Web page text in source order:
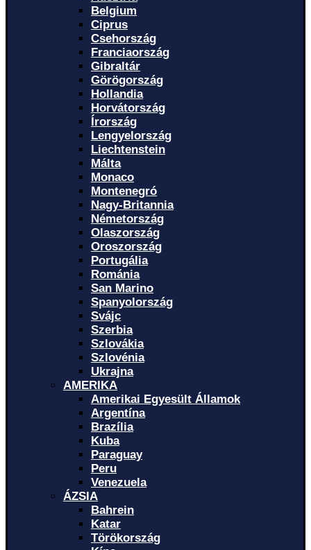
Belgium
Ciprus
Csehország
Franciaország
Gibraltár
Görögország
Hollandia
Horvátország
Írország
Lengyelország
Liechtenstein
Málta
Monaco
Montenegró
Nagy-Britannia
Németország
Olaszország
Oroszország
Portugália
Románia
San Marino
Spanyolország
Svájc
Szerbia
Szlovákia
Szlovénia
Ukrajna
AMERIKA
Amerikai Egyesült Államok
Argentína
Brazília
Kuba
Paraguay
Peru
Venezuela
ÁZSIA
Bahrein
Katar
Törökország